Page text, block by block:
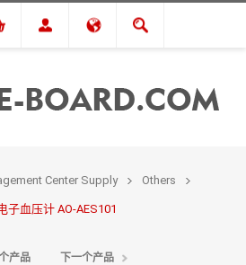
Center Supply Others
子血压计 AO-AES101
产品 下一个产品